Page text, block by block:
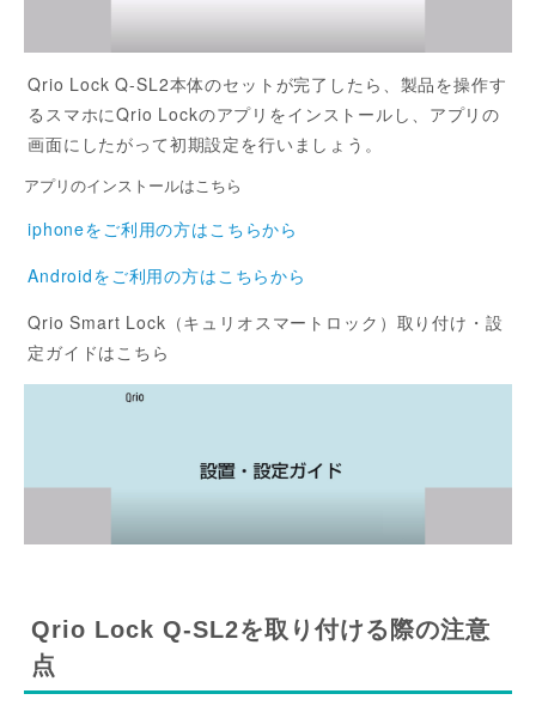
Qrio Lock Q-SL2本体のセットが完了したら、製品を操作す
るスマホにQrio Lockのアプリをインストールし、アプリの
画面にしたがって初期設定を行いましょう。
アプリのインストールはこちら
iphoneをご利用の方はこちらから
Androidをご利用の方はこちらから
Qrio Smart Lock（キュリオスマートロック）取り付け・設
定ガイドはこちら
Qrio Lock Q-SL2を取り付ける際の注意
点